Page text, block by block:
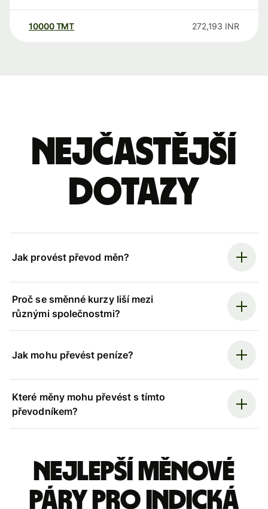
10000 TMT 272,193 INR
Nejčastější
dotazy
Jak provést převod měn?
Proč se směnné kurzy liší mezi
různými společnostmi?
Jak mohu převést peníze?
Které měny mohu převést s tímto
převodníkem?
Nejlepší měnové
páry pro indická